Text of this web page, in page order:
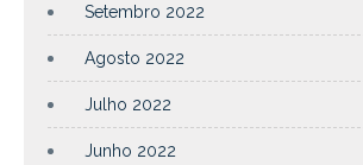
Setembro 2022
Agosto 2022
Julho 2022
Junho 2022